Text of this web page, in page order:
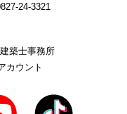
24-3321
築士事務所
カウント